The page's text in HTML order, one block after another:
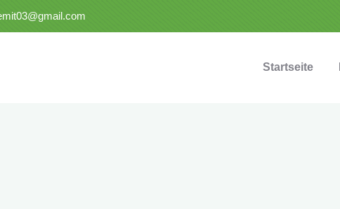
Startseite